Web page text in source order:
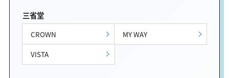
三省堂
CROWN
MY WAY
VISTA